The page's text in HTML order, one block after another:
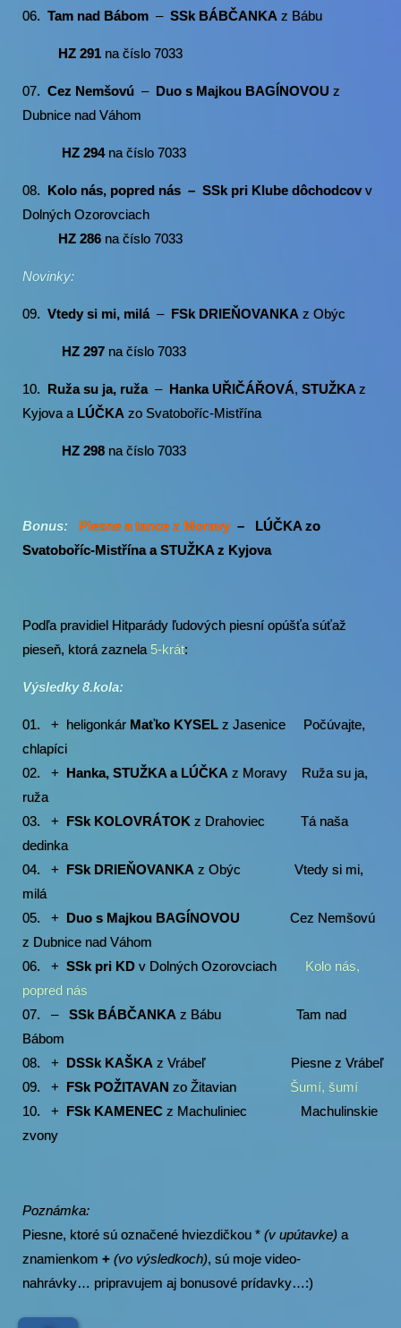
06. Tam nad Bábom – SSk BÁBČANKA z Bábu
HZ 291 na číslo 7033
07. Cez Nemšovú – Duo s Majkou BAGÍNOVOU z
Dubnice nad Váhom
HZ 294na číslo 7033
08. Kolo nás, popred nás – SSk pri Klube dôchodcovv
Dolných Ozorovciach
HZ 286 na číslo 7033
Novinky:
09. Vtedy si mi, milá – FSk DRIEŇOVANKA z Obýc
HZ 297 na číslo 7033
10. Ruža su ja, ruža– Hanka UŘIČÁŘOVÁ, STUŽKA z
Kyjova a LÚČKA zo Svatoboříc-Mistřína
HZ 298 na číslo 7033
Bonus: Piesne a tance z Moravy– LÚČKA zo
Svatoboříc-Mistřína a STUŽKA z Kyjova
Podľa pravidiel Hitparády ľudových piesní opúšťa súťaž
pieseň, ktorá zaznela 5-krát:
Výsledky 8.kola:
01. + heligonkár Maťko KYSEL z Jasenice Počúvajte,
chlapíci
02. + Hanka, STUŽKA a LÚČKA z Moravy Ruža su ja,
ruža
03. + FSk KOLOVRÁTOK z Drahoviec Tá naša
dedinka
04. + FSk DRIEŇOVANKA z Obýc Vtedy si mi,
milá
05. + Duo s Majkou BAGÍNOVOU Cez Nemšovú
z Dubnice nad Váhom
06. + SSk pri KD v Dolných Ozorovciach Kolo nás,
popred nás
07. – SSk BÁBČANKA z Bábu Tam nad
Bábom
08. + DSSk KAŠKA z Vrábeľ Piesne z Vrábeľ
09. + FSk POŽITAVAN zo Žitavian Šumí, šumí
10. + FSk KAMENEC z Machuliniec Machulinskie
zvony
Poznámka:
Piesne, ktoré sú označené hviezdičkou * (v upútavke) a
znamienkom + (vo výsledkoch), sú moje video-
nahrávky… pripravujem aj bonusové prídavky…:)